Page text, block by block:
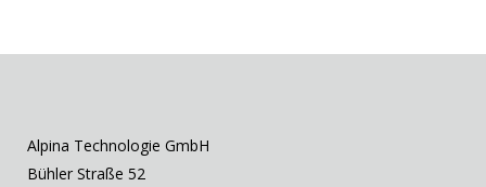
Alpina Technologie GmbH
Bühler Straße 52